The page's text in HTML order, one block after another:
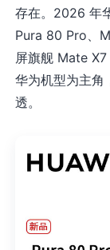
存在。2026 年
Pura 80 Pro、
屏旗舰 Mate
华为机型为主角
透。